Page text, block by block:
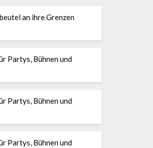
an ihre Grenzen
Partys, Bühnen und
Partys, Bühnen und
Partys, Bühnen und